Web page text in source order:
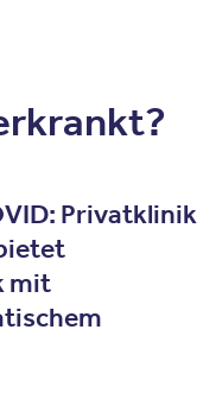
verstecken
Privatklinik
mit